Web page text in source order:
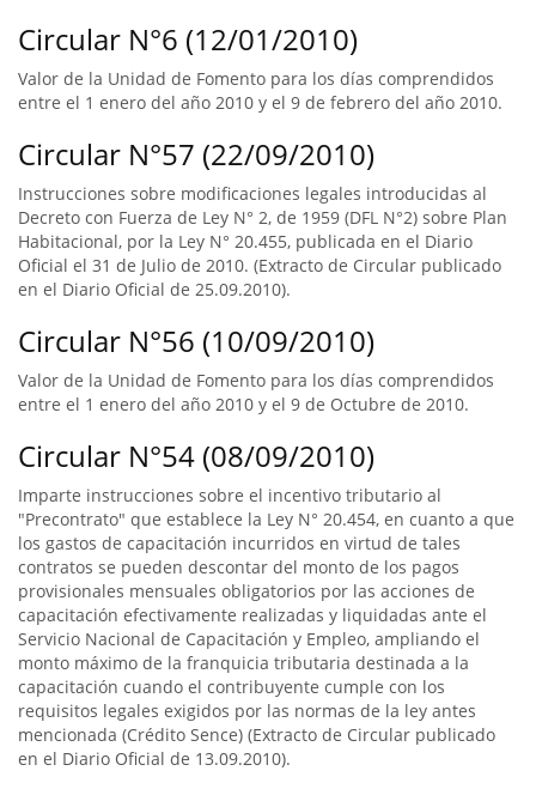
Circular N°6 (12/01/2010)
Valor de la Unidad de Fomento para los días comprendidos
entre el 1 enero del año 2010 y el 9 de febrero del año 2010.
Circular N°57 (22/09/2010)
Instrucciones sobre modificaciones legales introducidas al
Decreto con Fuerza de Ley N° 2, de 1959 (DFL N°2) sobre Plan
Habitacional, por la Ley N° 20.455, publicada en el Diario
Oficial el 31 de Julio de 2010. (Extracto de Circular publicado
en el Diario Oficial de 25.09.2010).
Circular N°56 (10/09/2010)
Valor de la Unidad de Fomento para los días comprendidos
entre el 1 enero del año 2010 y el 9 de Octubre de 2010.
Circular N°54 (08/09/2010)
Imparte instrucciones sobre el incentivo tributario al
"Precontrato" que establece la Ley N° 20.454, en cuanto a que
los gastos de capacitación incurridos en virtud de tales
contratos se pueden descontar del monto de los pagos
provisionales mensuales obligatorios por las acciones de
capacitación efectivamente realizadas y liquidadas ante el
Servicio Nacional de Capacitación y Empleo, ampliando el
monto máximo de la franquicia tributaria destinada a la
capacitación cuando el contribuyente cumple con los
requisitos legales exigidos por las normas de la ley antes
mencionada (Crédito Sence) (Extracto de Circular publicado
en el Diario Oficial de 13.09.2010).